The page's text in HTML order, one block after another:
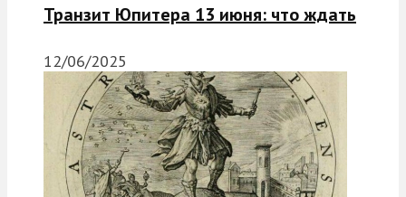
Транзит Юпитера 13 июня: что ждать
12/06/2025